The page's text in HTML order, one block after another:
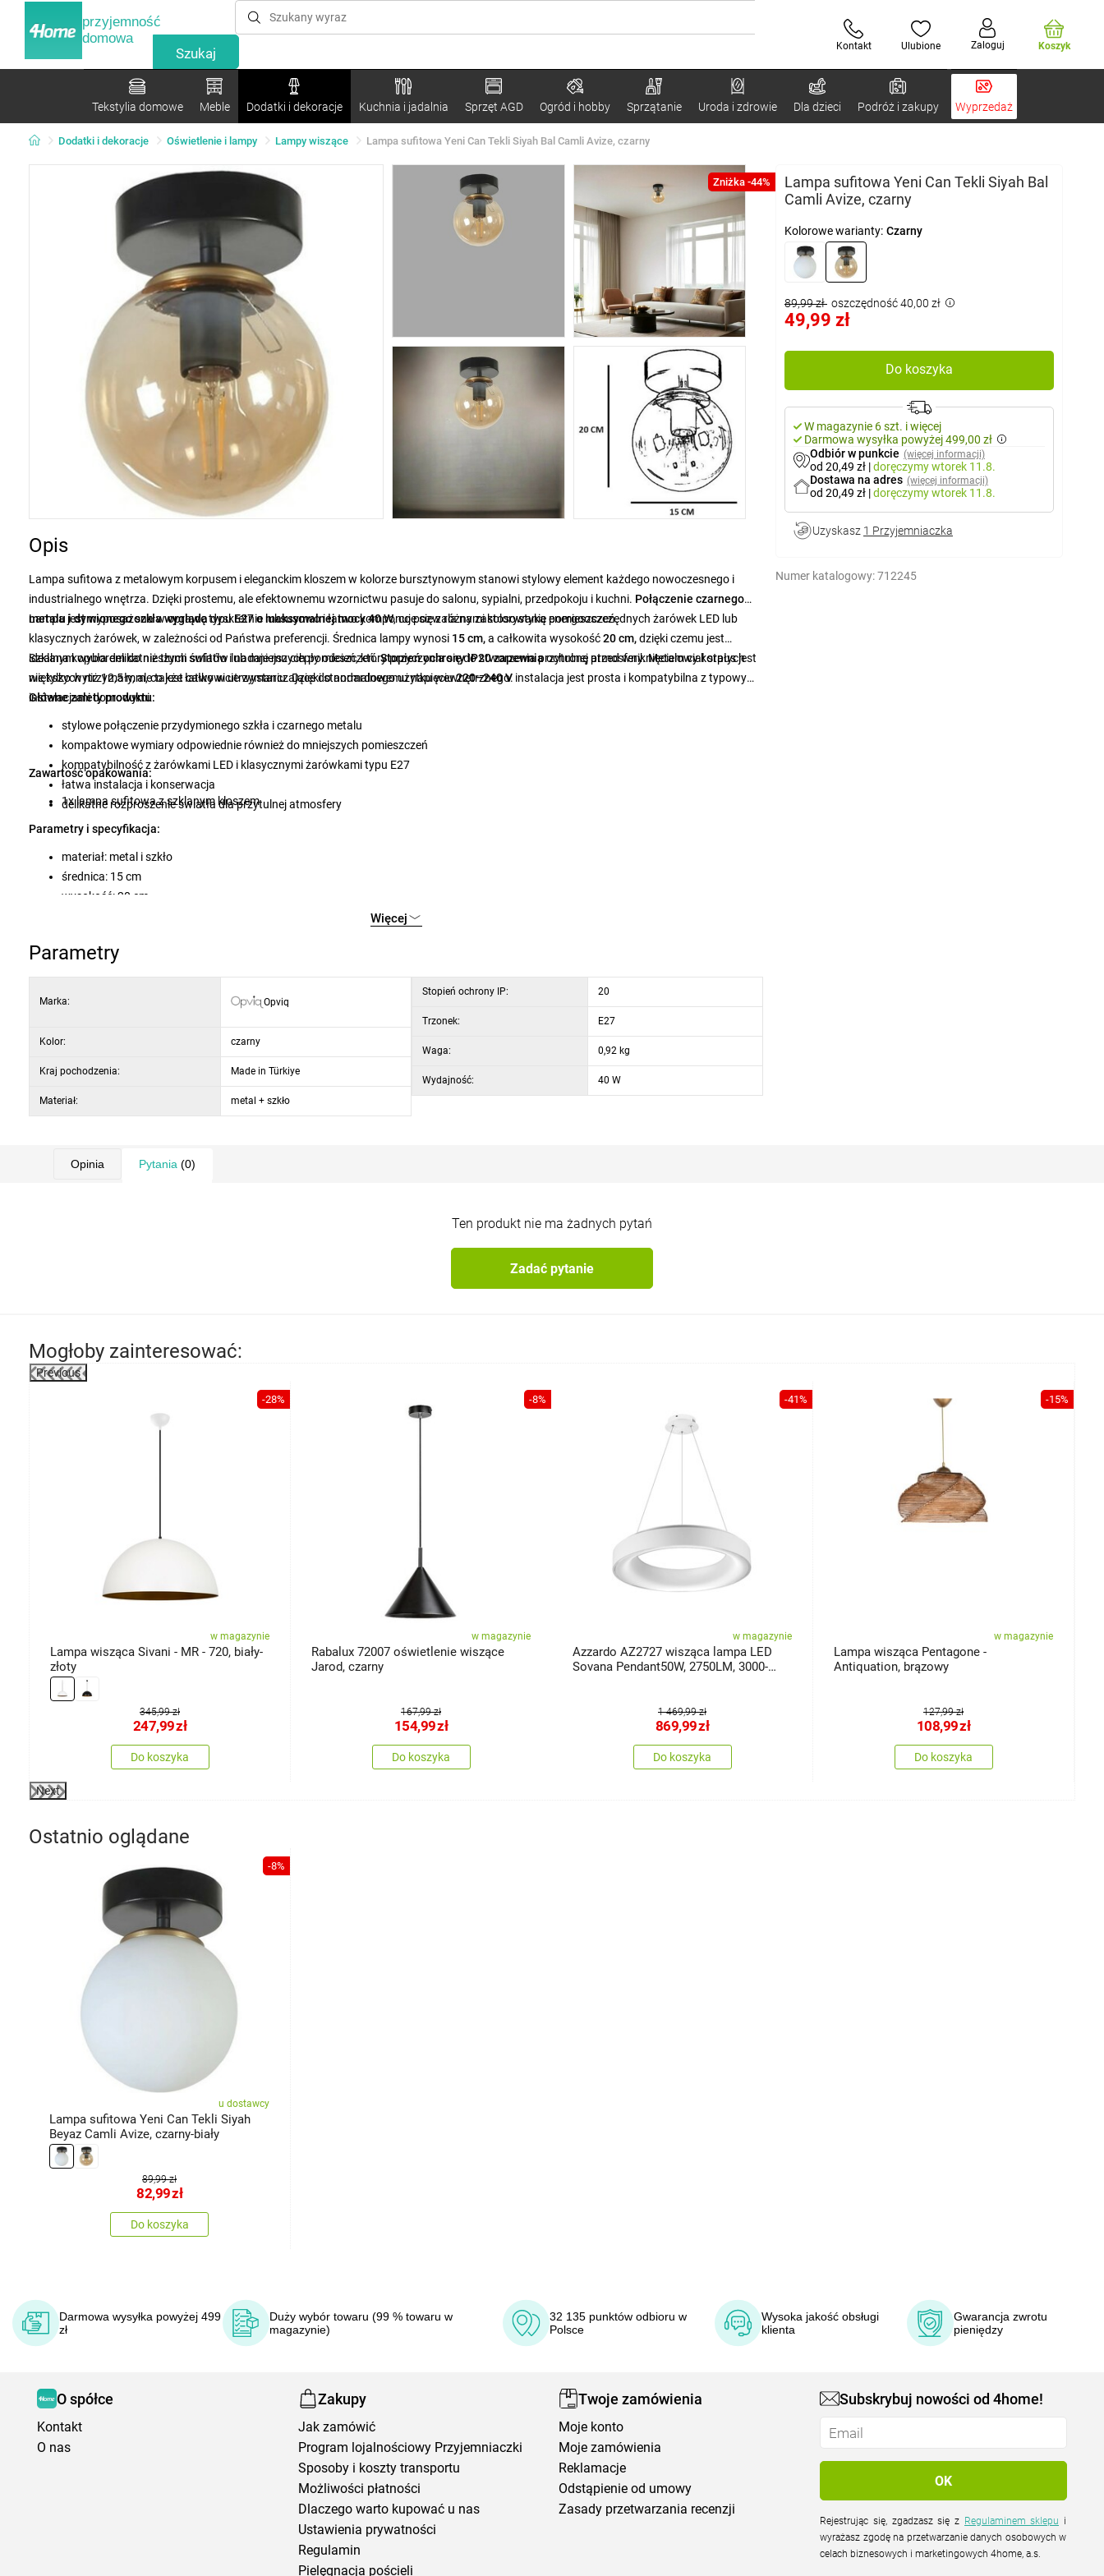
przyjemność
domowa
Kontakt Ulubione Zaloguj Koszyk
Tekstylia domowe Meble Dodatki i dekoracje Kuchnia i jadalnia Sprzęt AGD Ogród i hobby Sprzątanie Uroda i zdrowie Dla dzieci Podróż i zakupy Wyprzedaż
Dodatki i dekoracje Oświetlenie i lampy Lampy wiszące Lampa sufitowa Yeni Can Tekli Siyah Bal Camli Avize, czarny
Zniżka -44%
Lampa sufitowa Yeni Can Tekli Siyah Bal
Camli Avize, czarny
Kolorowe warianty: Czarny
89,99 zł oszczędność 40,00 zł
49,99 zł
Do koszyka
W magazynie 6 szt. i więcej
Darmowa wysyłka powyżej 499,00 zł
Odbiór w punkcie (więcej informacji)
od 20,49 zł |doręczymywtorek 11.8.
Dostawa na adres (więcej informacji)
od 20,49 zł |doręczymywtorek 11.8.
Uzyskasz 1 Przyjemniaczka
Numer katalogowy:712245
Opis
Lampa sufitowa z metalowym korpusem i eleganckim kloszem w kolorze bursztynowym stanowi stylowy element każdego nowoczesnego i
industrialnego wnętrza. Dzięki prostemu, ale efektownemu wzornictwu pasuje do salonu, sypialni, przedpokoju i kuchni. Połączenie czarnego
metalu i dymionego szkła wyglądadyskretnie luksusowo i łatwo komponuje się z różnymi kolorystyką pomieszczeń.
Lampa jest wyposażona w oprawę typuE27 o maksymalnej mocy 40 W, co pozwala na zastosowanie energooszczędnych żarówek LED lub
klasycznych żarówek, w zależności od Państwa preferencji. Średnica lampy wynosi 15 cm,a całkowita wysokość20 cm,dzięki czemu jest
idealnym wyborem do niższych sufitów lub mniejszych pomieszczeń.Stopień ochrony IP20 zapewniaochronę przed wniknięciem ciał stałych
większych niż 12,5 mm, co jest całkowicie wystarczające do normalnego użytku wewnętrznego.
Szklana kopuła delikatnie tłumi światło i nadaje mu ciepły odcień, który przyczynia się do stworzenia przytulnej atmosfery. Metalowy korpus jest
nie tylko wytrzymały, ale także łatwy w utrzymaniu. Dzięki standardowemu napięciu220–240 V instalacja jest prosta i kompatybilna z typowymi
instalacjami domowymi.
Główne zalety produktu:
stylowe połączenie przydymionego szkła i czarnego metalu
kompaktowe wymiary odpowiednie również do mniejszych pomieszczeń
kompatybilność z żarówkami LED i klasycznymi żarówkami typu E27
łatwa instalacja i konserwacja
delikatne rozproszenie światła dla przytulnej atmosfery
Zawartość opakowania:
1x lampa sufitowa z szklanym kloszem
Parametry i specyfikacja:
materiał: metal i szkło
średnica: 15 cm
wysokość: 20 cm
stopień ochrony: IP20
gwarancja: 2 lata
Więcej
Parametry
Marka: Opviq
Kolor: czarny
Kraj pochodzenia: Made in Türkiye
Materiał: metal + szkło
Stopień ochrony IP: 20
Trzonek: E27
Waga: 0,92 kg
Wydajność: 40 W
Opinia Pytania (0)
Ten produkt nie ma żadnych pytań
Zadać pytanie
Mogłoby zainteresować:
Previous
-28%
w magazynie
Lampa wisząca Sivani - MR - 720, biały-
złoty
345,99 zł
247,99zł
Do koszyka
-8%
w magazynie
Rabalux 72007 oświetlenie wiszące
Jarod, czarny
167,99 zł
154,99zł
Do koszyka
-41%
w magazynie
Azzardo AZ2727 wisząca lampa LED
Sovana Pendant50W, 2750LM, 3000-
1 469,99 zł
869,99zł
Do koszyka
-15%
w magazynie
Lampa wisząca Pentagone -
Antiquation, brązowy
127,99 zł
108,99zł
Do koszyka
Next
Ostatnio oglądane
-8%
u dostawcy
Lampa sufitowa Yeni Can Tekli Siyah
Beyaz Camli Avize, czarny-biały
89,99 zł
82,99zł
Do koszyka
Darmowa wysyłka powyżej 499
zł
Duży wybór towaru (99 % towaru w
magazynie)
32 135 punktów odbioru w
Polsce
Wysoka jakość obsługi
klienta
Gwarancja zwrotu
pieniędzy
O spółce
Kontakt
O nas
Zakupy
Jak zamówić
Program lojalnościowy Przyjemniaczki
Sposoby i koszty transportu
Możliwości płatności
Dlaczego warto kupować u nas
Ustawienia prywatności
Regulamin
Pielęgnacja pościeli
Twoje zamówienia
Moje konto
Moje zamówienia
Reklamacje
Odstąpienie od umowy
Zasady przetwarzania recenzji
Subskrybuj nowości od 4home!
Rejestrując się, zgadzasz się z Regulaminem sklepu
wyrażasz zgodę na przetwarzanie danych osobowych w
celach biznesowych i marketingowych 4home, a.s.